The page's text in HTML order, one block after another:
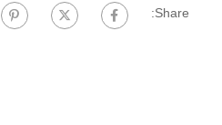
Share: